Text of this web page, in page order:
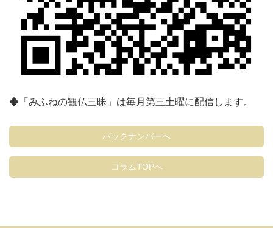
◆「みふねの観仏三昧」は毎月第三土曜に配信します。
バックナンバーへ
コラムTOPへ